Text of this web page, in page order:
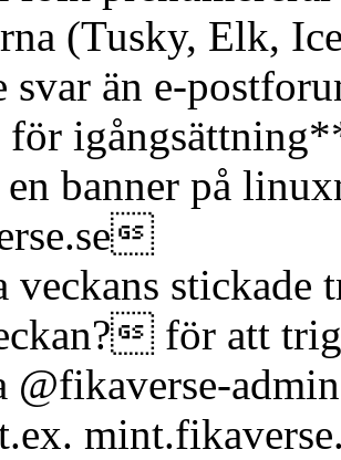
(Tusky, Elk,
svar än e-
banner på
för att